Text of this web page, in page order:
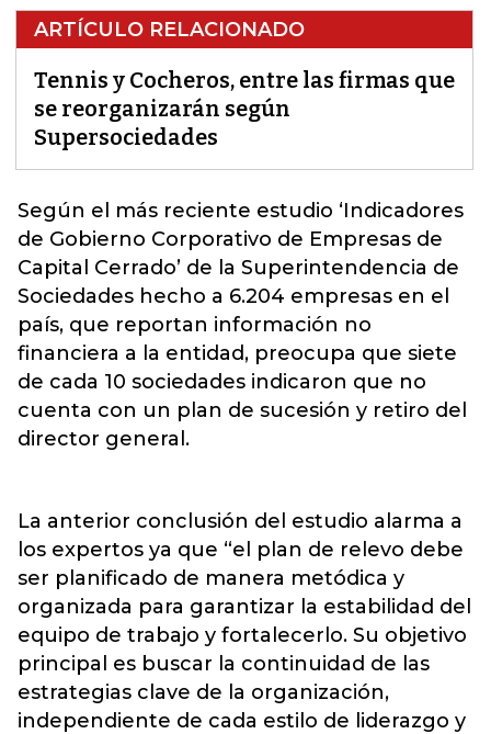
ARTÍCULO RELACIONADO
Tennis y Cocheros, entre las firmas que
se reorganizarán según
Supersociedades
Según el más reciente estudio ‘Indicadores
de Gobierno Corporativo de Empresas de
Capital Cerrado’ de la Superintendencia de
Sociedades hecho a 6.204 empresas en el
país, que reportan información no
financiera a la entidad, preocupa que siete
de cada 10 sociedades indicaron que no
cuenta con un plan de sucesión y retiro del
director general.
La anterior conclusión del estudio alarma a
los expertos ya que “el plan de relevo debe
ser planificado de manera metódica y
organizada para garantizar la estabilidad del
equipo de trabajo y fortalecerlo. Su objetivo
principal es buscar la continuidad de las
estrategias clave de la organización,
independiente de cada estilo de liderazgo y